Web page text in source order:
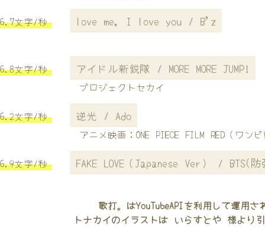
6.7文字/秒 love me, I love you / B'z
6.8文字/秒 アイドル新鋭隊 / MORE MORE JUMP!
プロジェクトセカイ
6.2文字/秒 逆光 / Ado
アニメ映画：ONE PIECE FILM RED（ワン
6.9文字/秒 FAKE LOVE（Japanese Ver） / BTS(
歌打。はYouTubeAPIを利用して運用さ
トナカイのイラストは いらすとや 様より